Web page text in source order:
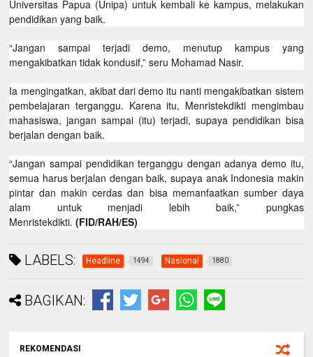
Universitas Papua (Unipa) untuk kembali ke kampus, melakukan
pendidikan yang baik.
“Jangan sampai terjadi demo, menutup kampus yang
mengakibatkan tidak kondusif,” seru Mohamad Nasir.
Ia mengingatkan, akibat dari demo itu nanti mengakibatkan sistem
pembelajaran terganggu. Karena itu, Menristekdikti mengimbau
mahasiswa, jangan sampai (itu) terjadi, supaya pendidikan bisa
berjalan dengan baik.
“Jangan sampai pendidikan terganggu dengan adanya demo itu,
semua harus berjalan dengan baik, supaya anak Indonesia makin
pintar dan makin cerdas dan bisa memanfaatkan sumber daya
alam untuk menjadi lebih baik,” pungkas
Menristekdikti.(FID/RAH/ES)
LABELS: Headline 1494 Nasional 1880
BAGIKAN:
REKOMENDASI